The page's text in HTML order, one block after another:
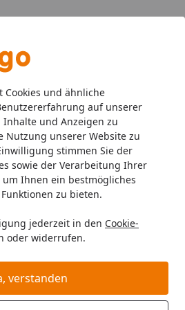
Cookies und ähnliche
auf unserer
Inhalte und Anzeigen zu
Nutzung unserer Website zu
stimmen Sie der
sowie der Verarbeitung Ihrer
Ihnen ein bestmögliches
zu bieten.
jederzeit in den Cookie-
oder widerrufen.
verstanden
Nassfutter Cat's Love Adult 12 x
12 x 85g Mulitpack